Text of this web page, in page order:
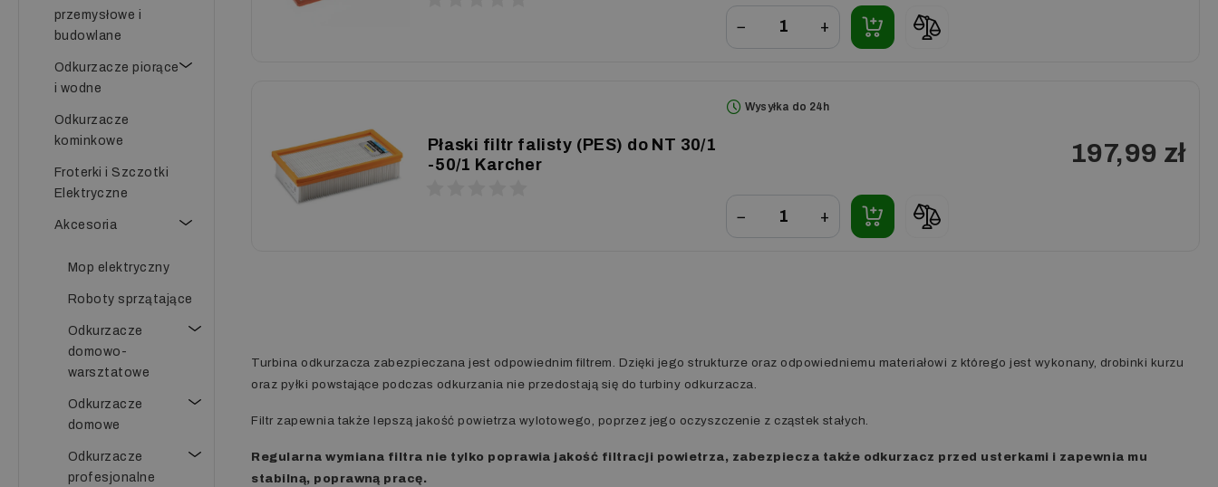
przemysłowe i
budowlane
Odkurzacze piorące
i wodne
Odkurzacze
kominkowe
Froterki i Szczotki
Elektryczne
Akcesoria
Mop elektryczny
Roboty sprzątające
Odkurzacze
domowo-
warsztatowe
Odkurzacze
domowe
Odkurzacze
profesjonalne
− +
Płaski filtr falisty (PES) do NT 30/1
-50/1 Karcher
Wysyłka do 24h
197,99 zł
− +
Turbina odkurzacza zabezpieczana jest odpowiednim filtrem. Dzięki jego strukturze oraz odpowiedniemu materiałowi z którego jest wykonany, drobinki kurzu
oraz pyłki powstające podczas odkurzania nie przedostają się do turbiny odkurzacza.
Filtr zapewnia także lepszą jakość powietrza wylotowego, poprzez jego oczyszczenie z cząstek stałych.
Regularna wymiana filtra nie tylko poprawia jakość filtracji powietrza, zabezpiecza także odkurzacz przed usterkami i zapewnia mu
stabilną, poprawną pracę.